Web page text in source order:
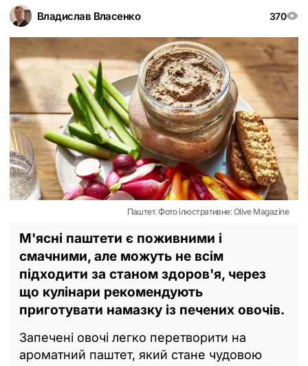
Владислав Власенко 370
Паштет. Фото ілюстративне: Olive Magazine
М'ясні паштети є поживними і
смачними, але можуть не всім
підходити за станом здоров'я, через
що кулінари рекомендують
приготувати намазку із печених овочів.
Запечені овочі легко перетворити на
ароматний паштет, який стане чудовою